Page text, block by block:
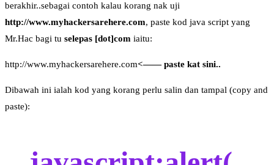
berakhir..sebagai contoh kalau korang nak uji
http://www.myhackersarehere.com, paste kod java script yang
Mr.Hac bagi tu selepas [dot]com iaitu:
http://www.myhackersarehere.com<—— paste kat sini..
Dibawah ini ialah kod yang korang perlu salin dan tampal (copy and
paste):